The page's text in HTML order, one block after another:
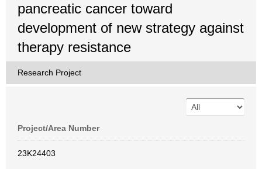
pancreatic cancer toward
development of new strategy against
therapy resistance
Research Project
Project/Area Number
23K24403